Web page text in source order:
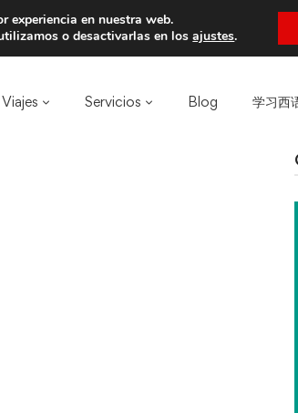
un total de 75€ de
Viajes Servicios Blog 学习西
experiencia en nuestra web.
o desactivarlas en losajustes.